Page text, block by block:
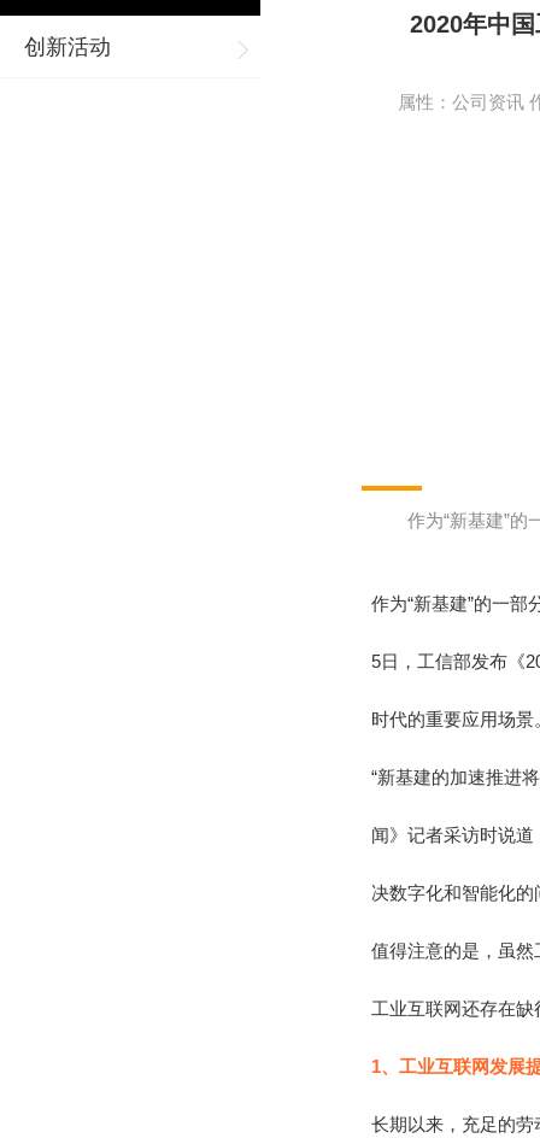
创新活动
2020年中
属性：公司资讯
作为“新基建”的
作为“新基建”的一
5日，工信部发布《
时代的重要应用场景
“新基建的加速推进
闻》记者采访时说
决数字化和智能化
值得注意的是，虽
工业互联网还存在
1、工业互联网发展
长期以来，充足的